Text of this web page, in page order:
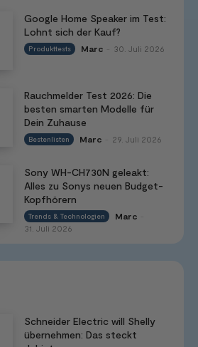
Google Home Speaker im Test:
Lohnt sich der Kauf?
Produkttests Marc 30. Juli 2026
Rauchmelder Test 2026: Die
besten smarten Modelle für
Dein Zuhause
Bestenlisten Marc 29. Juli 2026
Sony WH-CH730N geleakt:
Alles zu Sonys neuen Budget-
Kopfhörern
Trends & Technologien Marc
31. Juli 2026
Schneider Electric will Shelly
übernehmen: Das steckt